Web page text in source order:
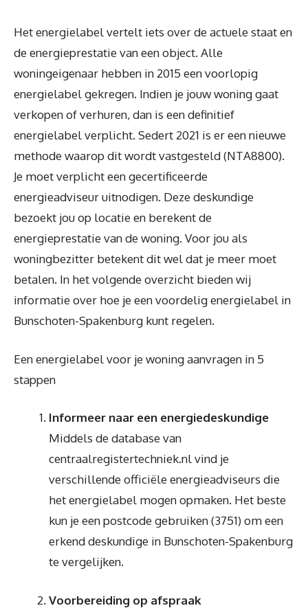
Het energielabel vertelt iets over de actuele staat en
de energieprestatie van een object. Alle
woningeigenaar hebben in 2015 een voorlopig
energielabel gekregen. Indien je jouw woning gaat
verkopen of verhuren, dan is een definitief
energielabel verplicht. Sedert 2021 is er een nieuwe
methode waarop dit wordt vastgesteld (NTA8800).
Je moet verplicht een gecertificeerde
energieadviseur uitnodigen. Deze deskundige
bezoekt jou op locatie en berekent de
energieprestatie van de woning. Voor jou als
woningbezitter betekent dit wel dat je meer moet
betalen. In het volgende overzicht bieden wij
informatie over hoe je een voordelig energielabel in
Bunschoten-Spakenburg kunt regelen.
Een energielabel voor je woning aanvragen in 5
stappen
Informeer naar een energiedeskundige
Middels de database van
centraalregistertechniek.nl vind je
verschillende officiële energieadviseurs die
het energielabel mogen opmaken. Het beste
kun je een postcode gebruiken (3751) om een
erkend deskundige in Bunschoten-Spakenburg
te vergelijken.
Voorbereiding op afspraak